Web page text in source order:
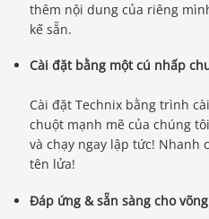
thêm nội dung của riêng
kế sẵn.
Cài đặt bằng một cú nhấp
Cài đặt Technix bằng trình
chuột mạnh mẽ của chúng
và chạy ngay lập tức! Nhanh
tên lửa!
Đáp ứng & sẵn sàng cho